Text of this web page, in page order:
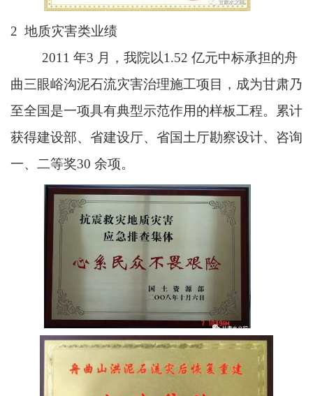
2 地质灾害类业绩
2011 年3 月，我院以1.52 亿元中标承担的舟
曲三眼峪沟泥石流灾害治理施工项目，成为甘肃乃
至全国是一项具有典型示范作用的样板工程。累计
获得建设部、省建设厅、省国土厅勘察设计、咨询
一、二等奖30 余项。